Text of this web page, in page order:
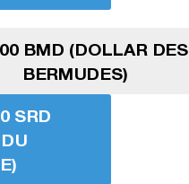
BMD (DOLLAR DES
BERMUDES)
SRD